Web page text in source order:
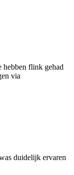
hebben flink gehad
via
duidelijk ervaren